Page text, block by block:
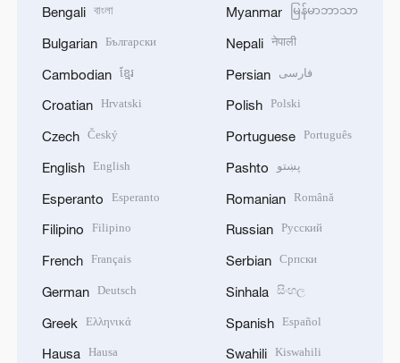
Bengali বাংলা
Bulgarian Български
Cambodian ខ្មែរ
Croatian Hrvatski
Czech Český
English English
Esperanto Esperanto
Filipino Filipino
French Français
German Deutsch
Greek Ελληνικά
Hausa Hausa
Myanmar မြန်မာဘာသာ
Nepali नेपाली
Persian فارسی
Polish Polski
Portuguese Português
Pashto پښتو
Romanian Română
Russian Русский
Serbian Српски
Sinhala සිංහල
Spanish Español
Swahili Kiswahili